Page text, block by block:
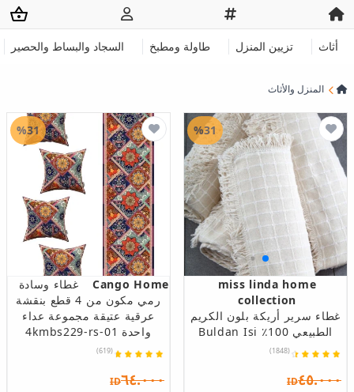
أثاث تزيين المنزل طاولة ومطبخ السجاد والبساط والحصير
المنزل والأثاث
miss linda home
collection
غطاء سرير أريكة بلون الكريم
الطبيعي 100٪ Buldan Isi
(1848)
ID٤٥.٠٠٠
%31
Cango Home
غطاء وسادة
رمي مكون من 4 قطع بنقشة
عرقية عتيقة مجموعة عداء
واحدة 4kmbs229-rs-01
(619)
ID٦٤.٠٠٠
%31